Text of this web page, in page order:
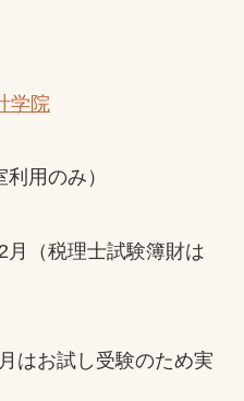
学院
用のみ）
（税理士試験簿財は
はお試し受験のため実